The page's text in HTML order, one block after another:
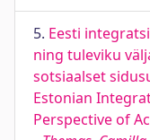
5. Eesti
ning tuleviku
sotsiaalset
Estonian
Perspective of